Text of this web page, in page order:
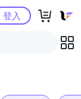
登入